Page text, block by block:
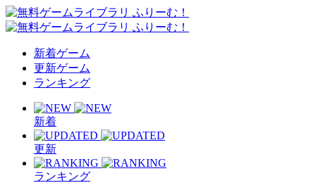
新着ゲーム
更新ゲーム
ランキング
新着
更新
ランキング